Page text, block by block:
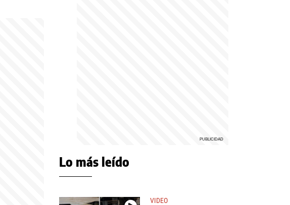
Lo más leído
VIDEO